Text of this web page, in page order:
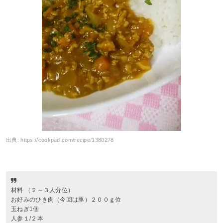
出典: https://cookpad.com/recipe/1380278
材料 （２～３人分位）
お好みのひき肉（今回は豚）２００ｇ位
玉ねぎ1個
人参１/２本